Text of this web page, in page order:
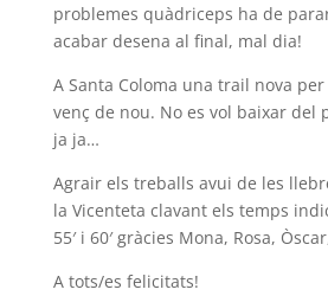
problemes quàdriceps ha de
acabar desena al final, mal dia!
A Santa Coloma una trail nova
venç de nou. No es vol baixar del
ja ja…
Agrair els treballs avui de les
la Vicenteta clavant els temps
55′ i 60′ gràcies Mona, Rosa,
A tots/es felicitats!